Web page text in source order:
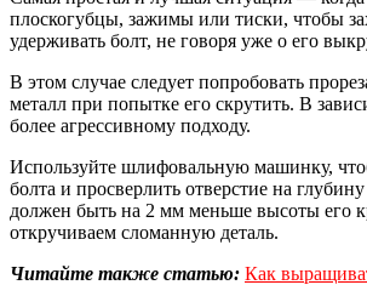
плоскогубцы, зажимы или тиски, чтобы
удерживать болт, не говоря уже о его
В этом случае следует попробовать
металл при попытке его скрутить. В
более агрессивному подходу.
Используйте шлифовальную машинку,
болта и просверлить отверстие на
должен быть на 2 мм меньше высоты его
откручиваем сломанную деталь.
Читайте также статью: Как